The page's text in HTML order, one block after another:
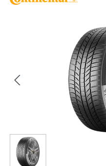
Bildergalerie überspringen